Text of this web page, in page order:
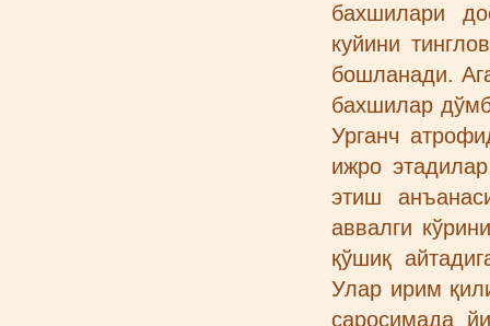
бахшилари
куйини
бошланади.
бахшилар
Урганч
ижро
этиш
аввалги
қўшиқ
Улар ирим
саросимада